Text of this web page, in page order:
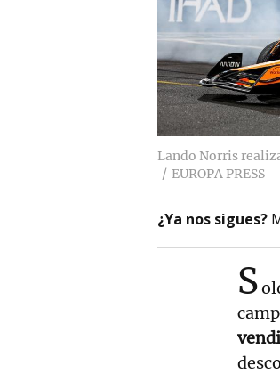
Lando Norris
EUROPA PRESS
¿Ya nos sigues?
S